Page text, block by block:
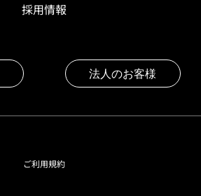
採用情報
法人のお客様
ご利用規約